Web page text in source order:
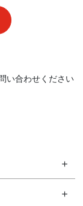
い合わせください